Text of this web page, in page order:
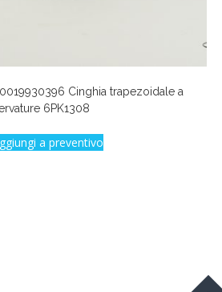
Cinghia trapezoidale a
6PK1308
a preventivo